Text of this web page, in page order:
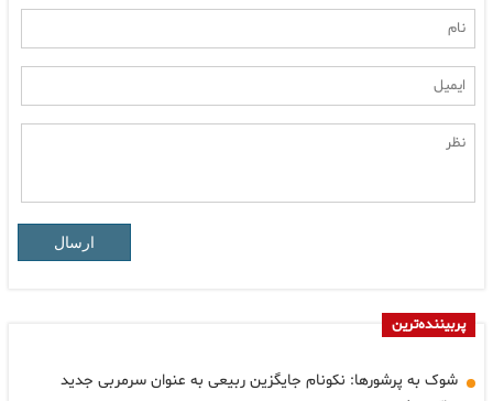
ارسال
پربیننده‌ترین
شوک به پرشورها: نکونام جایگزین ربیعی به عنوان سرمربی جدید